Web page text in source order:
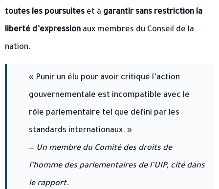
toutes les poursuites et à garantir sans restriction la
liberté d’expression aux membres du Conseil de la
nation.
« Punir un élu pour avoir critiqué l’action
gouvernementale est incompatible avec le
rôle parlementaire tel que défini par les
standards internationaux. »
— Un membre du Comité des droits de
l’homme des parlementaires de l’UIP, cité dans
le rapport.